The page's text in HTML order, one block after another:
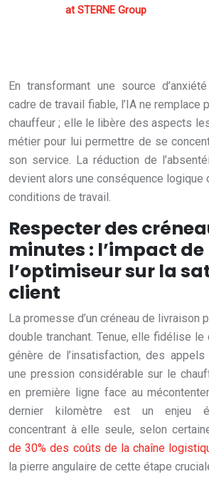
at STERNE Group
En transformant une source
cadre de travail fiable, l’IA ne remplace
chauffeur ; elle le libère des aspects
métier pour lui permettre de se
son service. La réduction de
devient alors une conséquence logique
conditions de travail.
Respecter des
minutes : l’impact de
l’optimiseur sur la
client
La promesse d’un créneau de livraison
double tranchant. Tenue, elle fidélise le
génère de l’insatisfaction, des
une pression considérable sur le
en première ligne face au
dernier kilomètre est un enjeu
concentrant à elle seule, selon
de 30% des coûts de la chaîne
la pierre angulaire de cette étape